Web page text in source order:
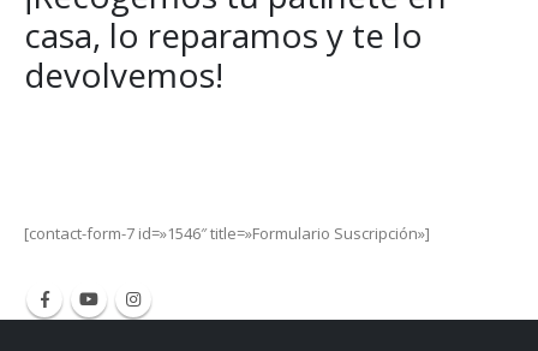
casa, lo reparamos y te lo
devolvemos!
[contact-form-7 id=»1546″ title=»Formulario Suscripción»]